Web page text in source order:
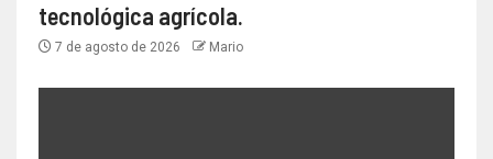
tecnológica agrícola.
7 de agosto de 2026 Mario